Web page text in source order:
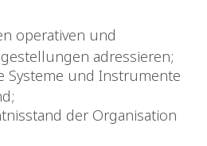
operativen und
adressieren;
Systeme und Instrumente
der Organisation